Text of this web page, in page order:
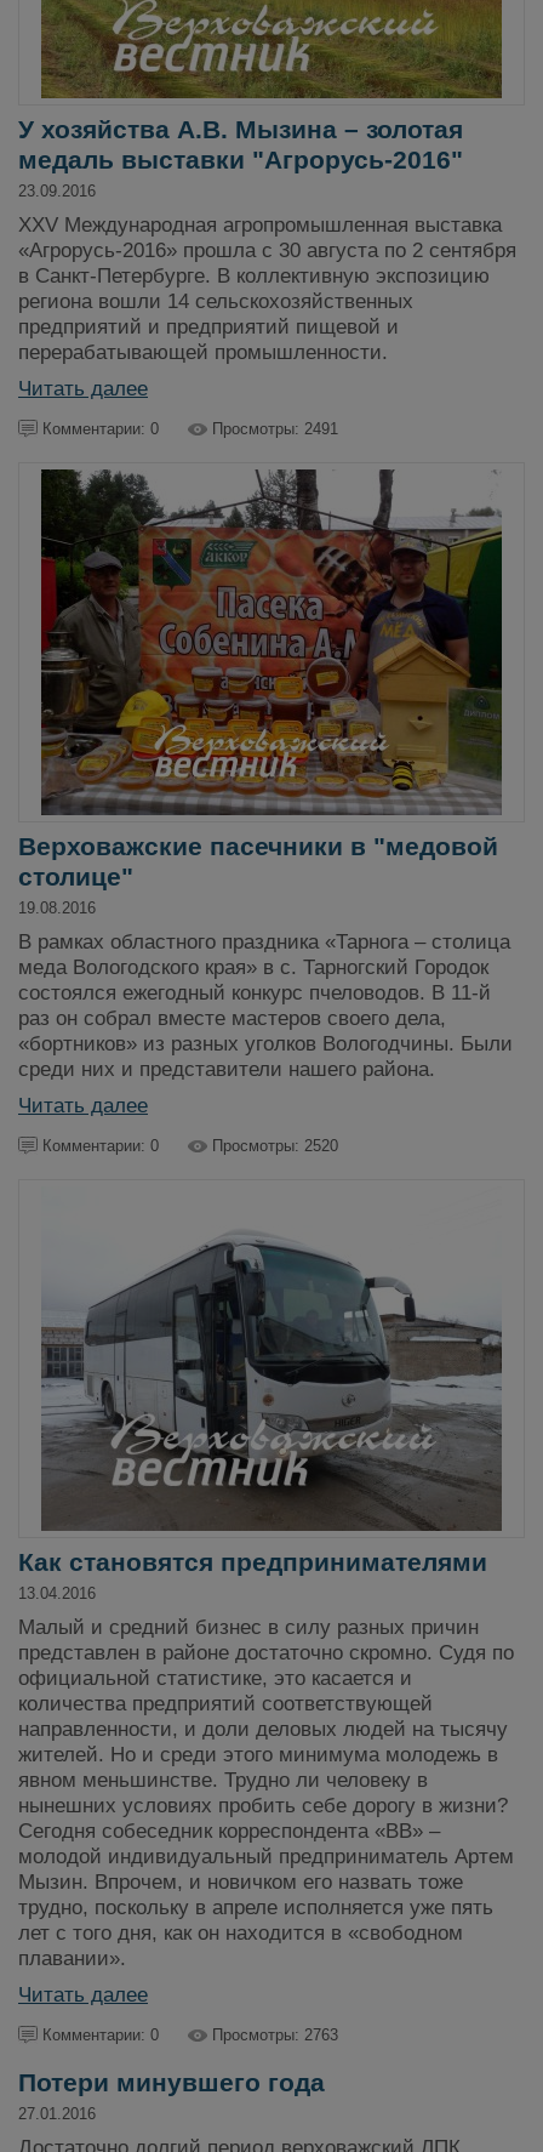
У хозяйства А.В. Мызина – золотая
медаль выставки "Агрорусь-2016"
23.09.2016
XХV Международная агропромышленная выставка
«Агрорусь-2016» прошла с 30 августа по 2 сентября
в Санкт-Петербурге. В коллективную экспозицию
региона вошли 14 сельскохозяйственных
предприятий и предприятий пищевой и
перерабатывающей промышленности.
Читать далее
Комментарии: 0 Просмотры: 2491
Верховажские пасечники в "медовой
столице"
19.08.2016
В рамках областного праздника «Тарнога – столица
меда Вологодского края» в с. Тарногский Городок
состоялся ежегодный конкурс пчеловодов. В 11-й
раз он собрал вместе мастеров своего дела,
«бортников» из разных уголков Вологодчины. Были
среди них и представители нашего района.
Читать далее
Комментарии: 0 Просмотры: 2520
Как становятся предпринимателями
13.04.2016
Малый и средний бизнес в силу разных причин
представлен в районе достаточно скромно. Судя по
официальной статистике, это касается и
количества предприятий соответствующей
направленности, и доли деловых людей на тысячу
жителей. Но и среди этого минимума молодежь в
явном меньшинстве. Трудно ли человеку в
нынешних условиях пробить себе дорогу в жизни?
Сегодня собеседник корреспондента «ВВ» –
молодой индивидуальный предприниматель Артем
Мызин. Впрочем, и новичком его назвать тоже
трудно, поскольку в апреле исполняется уже пять
лет с того дня, как он находится в «свободном
плавании».
Читать далее
Комментарии: 0 Просмотры: 2763
Потери минувшего года
27.01.2016